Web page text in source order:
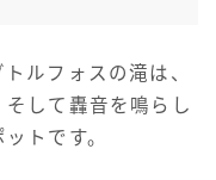
ルフォスの滝は、
して轟音を鳴らし
トです。